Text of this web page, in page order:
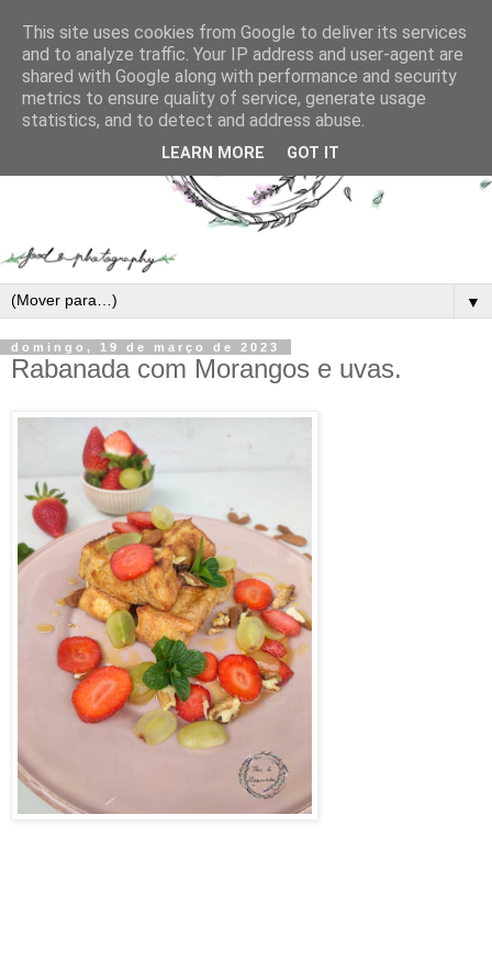
▼
domingo, 19 de março de 2023
Rabanada com Morangos e uvas.
This site uses cookies from Google to deliver its services
and to analyze traffic. Your IP address and user-agent are
shared with Google along with performance and security
metrics to ensure quality of service, generate usage
statistics, and to detect and address abuse.
LEARN MORE GOT IT